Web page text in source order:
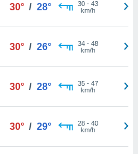
30° / 28° 30- 43
km/h
30° / 26° 34- 48
km/h
30° / 28° 35- 47
km/h
30° / 29° 28- 40
km/h